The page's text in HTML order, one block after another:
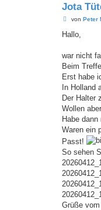
Jota
B
i
a
von Peter
Hallo,
war nicht
Beim
Erst habe
In Holland
Der Halter
Wollen
Habe
Waren ein
Passt!
So sehen
Grüße